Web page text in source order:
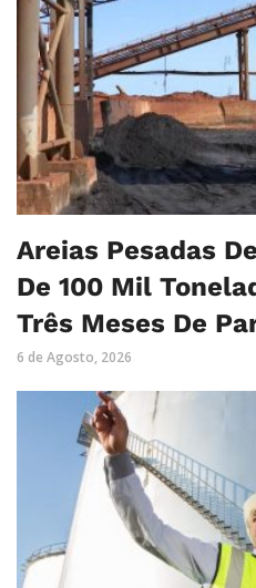
Areias Pesadas
De 100 Mil
Três Meses De
6 de Agosto, 2026